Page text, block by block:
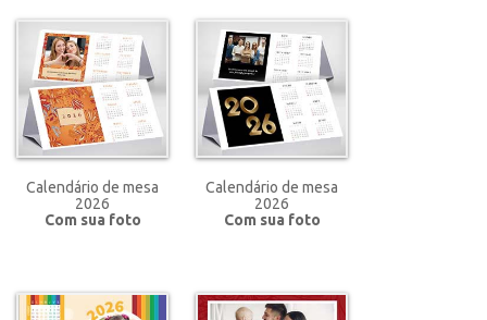
Calendário de mesa
2026
Com sua foto
Calendário de mesa
2026
Com sua foto